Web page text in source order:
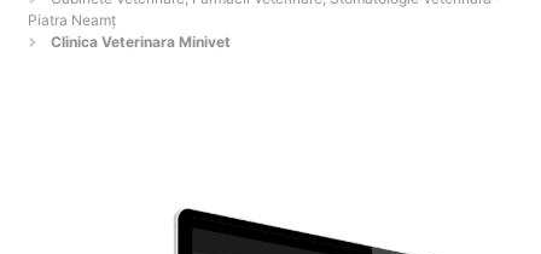
Piatra Neamţ
Clinica Veterinara Minivet